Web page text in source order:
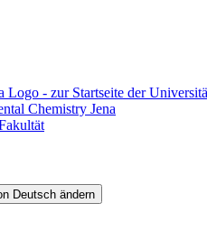
Logo - zur Startseite der
Chemistry Jena
Deutsch ändern